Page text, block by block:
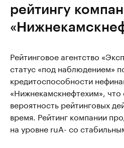
рейтингу
Рейтинговое агентство
статус «под наблюдением»
кредитоспособности
«Нижнекамскнефтехим»,
вероятность рейтинговых
время. Рейтинг компании
на уровне ruA- со